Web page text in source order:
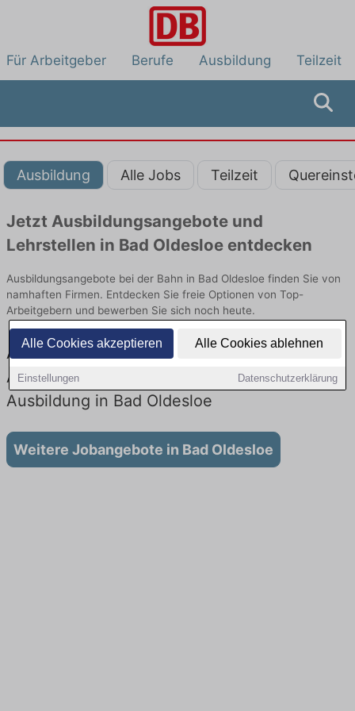
Alle Cookies akzeptieren Alle Cookies ablehnen
Einstellungen Datenschutzerklärung
Für Arbeitgeber Berufe Ausbildung Teilzeit
Ausbildung Alle Jobs Teilzeit
Jetzt Ausbildungsangebote und
Lehrstellen in Bad Oldesloe entdecken
Ausbildungsangebote bei der Bahn in Bad Oldesloe finden Sie von
namhaften Firmen. Entdecken Sie freie Optionen von Top-
Arbeitgebern und bewerben Sie sich noch heute.
Ausbildung in Bad Oldesloe bei der Bahn:
Aktuell gibt es keine Stellenangebote für
Ausbildung in Bad Oldesloe
Weitere Jobangebote in Bad Oldesloe